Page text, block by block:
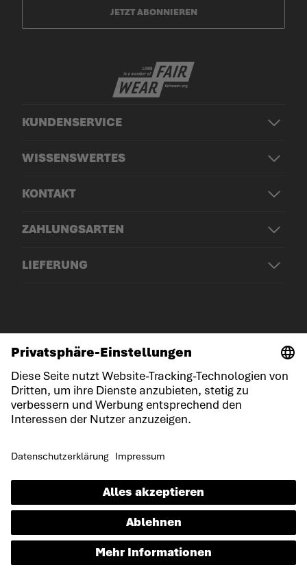
KUNDENSERVICE
WISSENSWERTES
KONTAKT
ZAHLUNGSARTEN
LIEFERUNG
JETZT ABONNIEREN
© LOWA Sportschuhe GmbH
Datenschutz
Cookies
Erklärung zur Barrierefreiheit